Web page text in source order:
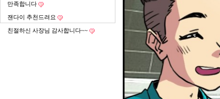
만족합니다
잰다이 추천드려요
친절하신 사장님 감사합니다~~